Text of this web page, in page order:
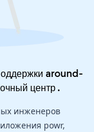
around-
центр.
инженеров
powr,